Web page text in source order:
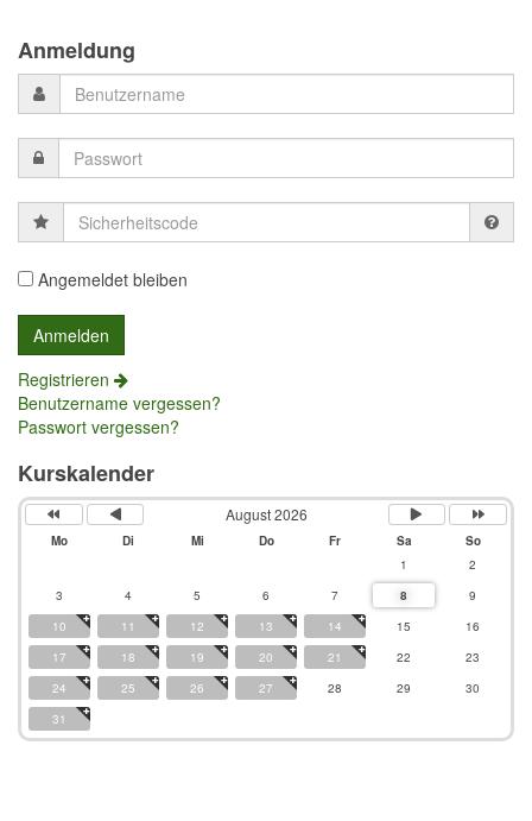
Anmeldung
Sicherheitscode
Angemeldet bleiben
Registrieren
Benutzername vergessen?
Passwort vergessen?
Kurskalender
August 2026
Mo Di Mi Do Fr Sa
So
1
2
3
4 5 6 7 8
9
10
11 12 13 14 15
16
17
18 19 20 21 22
23
24
25 26 27 28 29
30
31